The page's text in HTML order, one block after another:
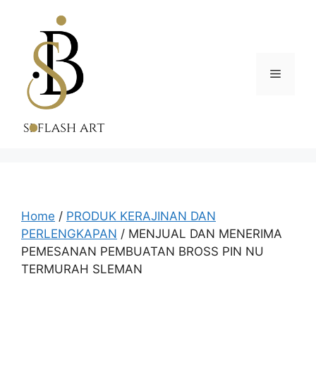
content
Menu
Home / PRODUK KERAJINAN DAN
PERLENGKAPAN / MENJUAL DAN MENERIMA
PEMESANAN PEMBUATAN BROSS PIN NU
TERMURAH SLEMAN